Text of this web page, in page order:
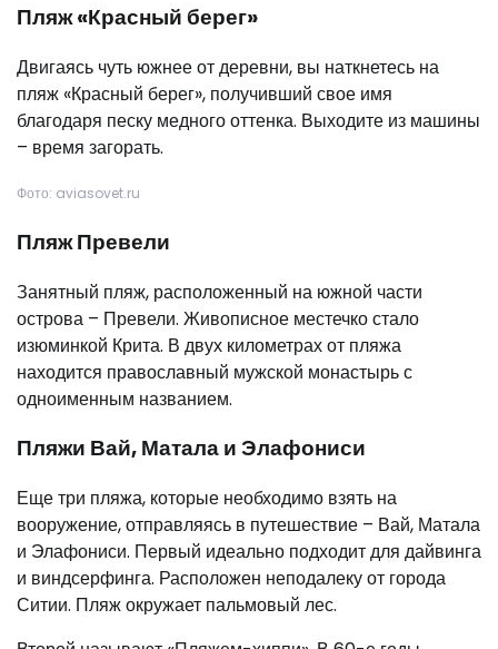
Пляж «Красный берег»
Двигаясь чуть южнее от деревни, вы наткнетесь на
пляж «Красный берег», получивший свое имя
благодаря песку медного оттенка. Выходите из машины
– время загорать.
Фото: aviasovet.ru
Пляж Превели
Занятный пляж, расположенный на южной части
острова – Превели. Живописное местечко стало
изюминкой Крита. В двух километрах от пляжа
находится православный мужской монастырь с
одноименным названием.
Пляжи Вай, Матала и Элафониси
Еще три пляжа, которые необходимо взять на
вооружение, отправляясь в путешествие – Вай, Матала
и Элафониси. Первый идеально подходит для дайвинга
и виндсерфинга. Расположен неподалеку от города
Ситии. Пляж окружает пальмовый лес.